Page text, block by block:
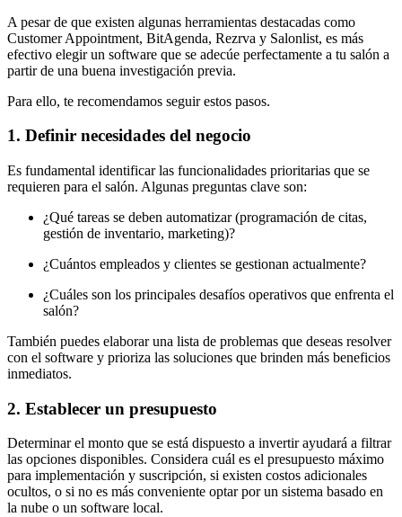
A pesar de que existen algunas herramientas destacadas como
Customer Appointment, BitAgenda, Rezrva y Salonlist, es más
efectivo elegir un software que se adecúe perfectamente a tu salón a
partir de una buena investigación previa.
Para ello, te recomendamos seguir estos pasos.
1. Definir necesidades del negocio
Es fundamental identificar las funcionalidades prioritarias que se
requieren para el salón. Algunas preguntas clave son:
¿Qué tareas se deben automatizar (programación de citas,
gestión de inventario, marketing)?
¿Cuántos empleados y clientes se gestionan actualmente?
¿Cuáles son los principales desafíos operativos que enfrenta el
salón?
También puedes elaborar una lista de problemas que deseas resolver
con el software y prioriza las soluciones que brinden más beneficios
inmediatos.
2. Establecer un presupuesto
Determinar el monto que se está dispuesto a invertir ayudará a filtrar
las opciones disponibles. Considera cuál es el presupuesto máximo
para implementación y suscripción, si existen costos adicionales
ocultos, o si no es más conveniente optar por un sistema basado en
la nube o un software local.